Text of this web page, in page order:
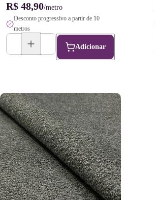
R$ 48,90/metro
Desconto progressivo a partir de 10
metros
Adicionar